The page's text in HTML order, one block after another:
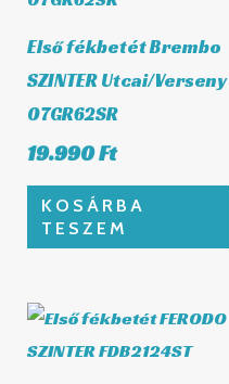
Első fékbetét Brembo
SZINTER Utcai/Verseny
07GR62SR
19.990Ft
KOSÁRBA
TESZEM